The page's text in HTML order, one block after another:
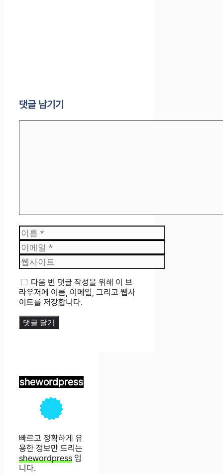
댓글 남기기
이
름
이
메
일
웹
사
이
트
다음 번 댓글 작성을 위해 이 브
라우저에 이름, 이메일, 그리고 웹사
이트를 저장합니다.
shewordpress
빠르고 정확하게 유
용한 정보만 드리는
shewordpress 입
니다.